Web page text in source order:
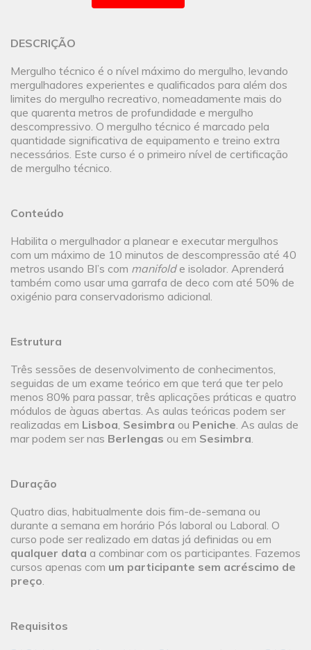
DESCRIÇÃO
Mergulho técnico é o nível máximo do mergulho, levando
mergulhadores experientes e qualificados para além dos
limites do mergulho recreativo, nomeadamente mais do
que quarenta metros de profundidade e mergulho
descompressivo. O mergulho técnico é marcado pela
quantidade significativa de equipamento e treino extra
necessários. Este curso é o primeiro nível de certificação
de mergulho técnico.
Conteúdo
Habilita o mergulhador a planear e executar mergulhos
com um máximo de 10 minutos de descompressão até 40
metros usando BI’s com manifolde isolador. Aprenderá
também como usar uma garrafa de deco com até 50% de
oxigénio para conservadorismo adicional.
Estrutura
Três sessões de desenvolvimento de conhecimentos,
seguidas de um exame teórico em que terá que ter pelo
menos 80% para passar, três aplicações práticas e quatro
módulos de àguas abertas. As aulas teóricas podem ser
realizadas em Lisboa, Sesimbra ou Peniche. As aulas de
mar podem ser nas Berlengas ou em Sesimbra.
Duração
Quatro dias, habitualmente dois fim-de-semana ou
durante a semana em horário Pós laboral ou Laboral. O
curso pode ser realizado em datas já definidas ou em
qualquer data a combinar com os participantes. Fazemos
cursos apenas com um participante sem acréscimo de
preço.
Requisitos